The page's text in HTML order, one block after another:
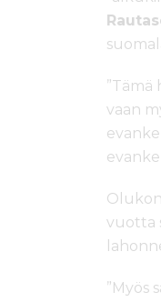
vaan
vuotta
”Myös